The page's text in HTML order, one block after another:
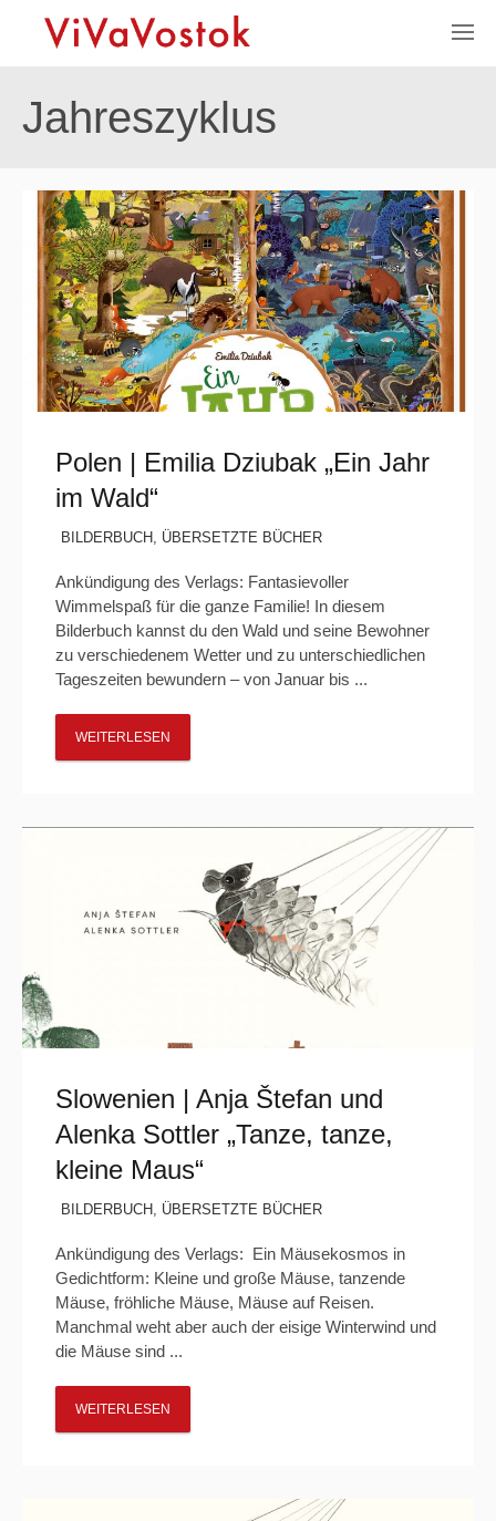
Jahreszyklus
Polen | Emilia Dziubak „Ein Jahr
im Wald“
BILDERBUCH , ÜBERSETZTE BÜCHER
Ankündigung des Verlags: Fantasievoller
Wimmelspaß für die ganze Familie! In diesem
Bilderbuch kannst du den Wald und seine Bewohner
zu verschiedenem Wetter und zu unterschiedlichen
Tageszeiten bewundern – von Januar bis ...
WEITERLESEN
Slowenien | Anja Štefan und
Alenka Sottler „Tanze, tanze,
kleine Maus“
BILDERBUCH , ÜBERSETZTE BÜCHER
Ankündigung des Verlags: Ein Mäusekosmos in
Gedichtform: Kleine und große Mäuse, tanzende
Mäuse, fröhliche Mäuse, Mäuse auf Reisen.
Manchmal weht aber auch der eisige Winterwind und
die Mäuse sind ...
WEITERLESEN